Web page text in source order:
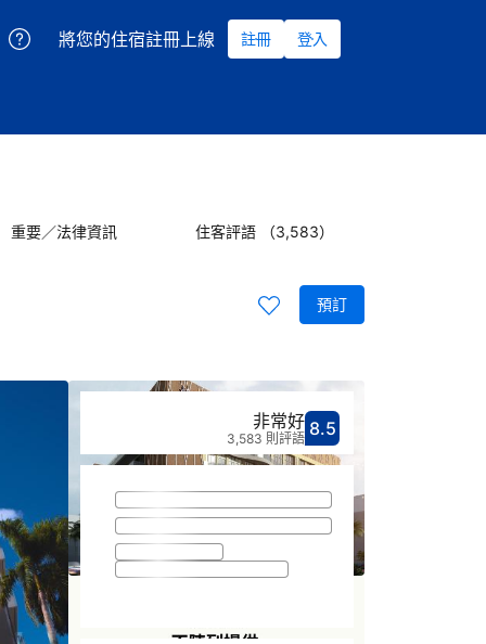
將您的住宿註冊上線 註冊 登入
重要／法律資訊 住客評語 （3,583）
預訂
分數8.5分
8.5評比非常好
非常好
3,583 則評語